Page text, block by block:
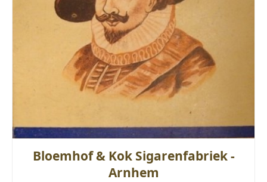
Bloemhof & Kok Sigarenfabriek -
Arnhem